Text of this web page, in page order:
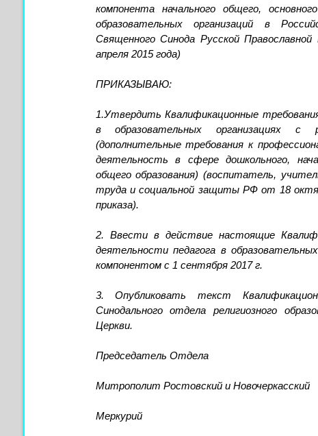
компонента начального общего,
образовательных организаций в
Священного Синода Русской
апреля 2015 года)
ПРИКАЗЫВАЮ:
1.Утвердить Квалификационные
в образовательных организациях с
(дополнительные требования к
деятельность в сфере дошкольного,
общего образования) (воспитатель,
труда и социальной защиты РФ от 18
приказа).
2. Ввести в действие настоящие
деятельности педагога в
компонентом с 1 сентября 2017 г.
3. Опубликовать текст
Синодального отдела религиозного
Церкви.
Председатель Отдела
Митрополит Ростовский и Новочеркасский
Меркурий